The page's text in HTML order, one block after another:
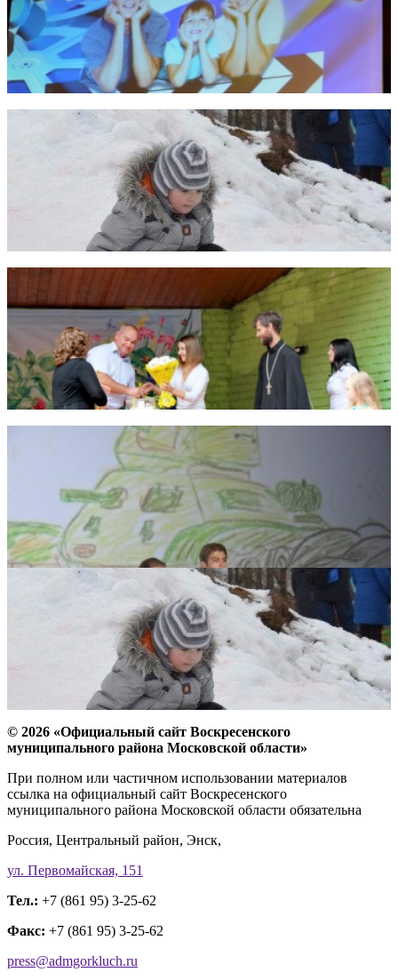
© 2026 «Официальный сайт Воскресенского
муниципального района Московской области»
При полном или частичном использовании материалов
ссылка на официальный сайт Воскресенского
муниципального района Московской области обязательна
Россия, Центральный район, Энск,
ул. Первомайская, 151
Тел.: +7 (861 95) 3-25-62
Факс: +7 (861 95) 3-25-62
press@admgorkluch.ru